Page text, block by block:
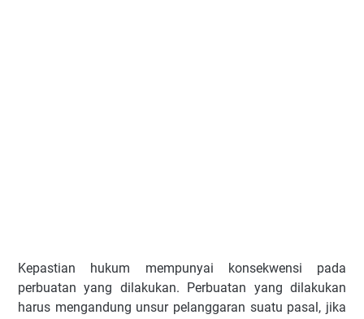
Kepastian hukum mempunyai konsekwensi pada
perbuatan yang dilakukan. Perbuatan yang dilakukan
harus mengandung unsur pelanggaran suatu pasal, jika